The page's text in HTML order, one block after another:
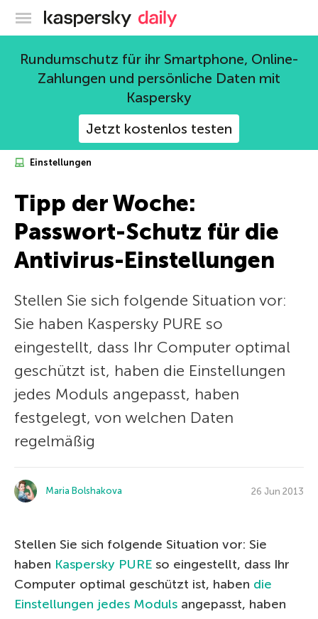
Offizieller Blog von Kaspersky
Rundumschutz für ihr Smartphone, Online-
Zahlungen und persönliche Daten mit
Kaspersky
Jetzt kostenlos testen
Einstellungen
Tipp der Woche:
Passwort-Schutz für die
Antivirus-Einstellungen
Stellen Sie sich folgende Situation vor:
Sie haben Kaspersky PURE so
eingestellt, dass Ihr Computer optimal
geschützt ist, haben die Einstellungen
jedes Moduls angepasst, haben
festgelegt, von welchen Daten
regelmäßig
Maria Bolshakova 26 Jun 2013
Stellen Sie sich folgende Situation vor: Sie
haben Kaspersky PURE so eingestellt, dass Ihr
Computer optimal geschützt ist, haben die
Einstellungen jedes Moduls angepasst, haben